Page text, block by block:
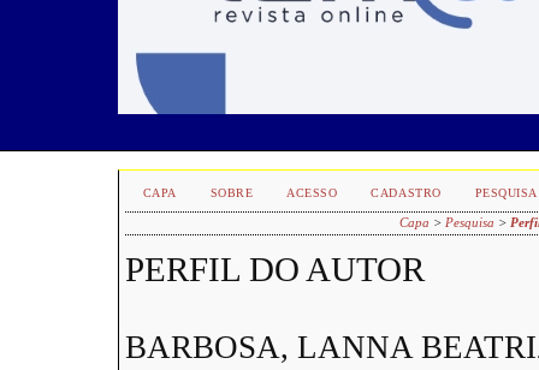
CAPA SOBRE ACESSO CADASTRO PESQUISA
Capa > Pesquisa >
PERFIL DO AUTOR
BARBOSA, LANNA